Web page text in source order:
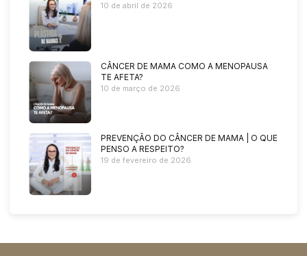
10 de abril de 2026
CÂNCER DE MAMA COMO A MENOPAUSA
TE AFETA?
10 de março de 2026
PREVENÇÃO DO CÂNCER DE MAMA | O QUE
PENSO A RESPEITO?
19 de fevereiro de 2026